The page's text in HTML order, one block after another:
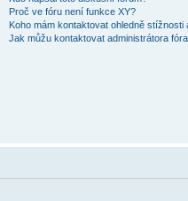
Proč ve fóru není funkce XY?
Koho mám kontaktovat ohledně
Jak můžu kontaktovat administrátora